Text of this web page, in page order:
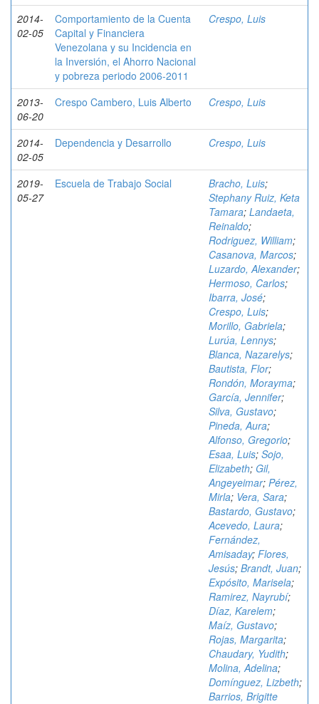
2014-
02-05
Comportamiento de la Cuenta
Capital y Financiera
Venezolana y su Incidencia en
la Inversión, el Ahorro Nacional
y pobreza periodo 2006-2011
Crespo, Luis
2013-
06-20
Crespo Cambero, Luis Alberto Crespo, Luis
2014-
02-05
Dependencia y Desarrollo Crespo, Luis
2019-
05-27
Escuela de Trabajo Social Bracho, Luis;
Stephany Ruiz, Keta
Tamara; Landaeta,
Reinaldo;
Rodriguez, William;
Casanova, Marcos;
Luzardo, Alexander;
Hermoso, Carlos;
Ibarra, José;
Crespo, Luis;
Morillo, Gabriela;
Lurúa, Lennys;
Blanca, Nazarelys;
Bautista, Flor;
Rondón, Morayma;
García, Jennifer;
Silva, Gustavo;
Pineda, Aura;
Alfonso, Gregorio;
Esaa, Luis; Sojo,
Elizabeth; Gil,
Angeyeimar; Pérez,
Mirla; Vera, Sara;
Bastardo, Gustavo;
Acevedo, Laura;
Fernández,
Amisaday; Flores,
Jesús; Brandt, Juan;
Expósito, Marisela;
Ramirez, Nayrubí;
Díaz, Karelem;
Maíz, Gustavo;
Rojas, Margarita;
Chaudary, Yudith;
Molina, Adelina;
Domínguez, Lizbeth;
Barrios, Brigitte